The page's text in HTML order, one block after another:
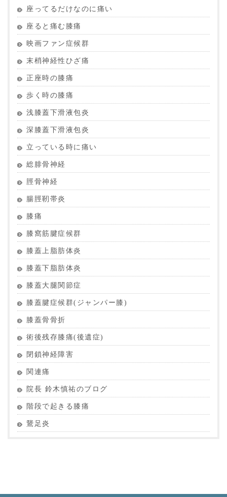
座ってるだけなのに痛い
座ると痛む膝痛
映画ファン症候群
末梢神経性ひざ痛
正座時の膝痛
歩く時の膝痛
浅膝蓋下滑液包炎
深膝蓋下滑液包炎
立っている時に痛い
総腓骨神経
脛骨神経
腸脛靭帯炎
膝痛
膝窩筋腱症候群
膝蓋上脂肪体炎
膝蓋下脂肪体炎
膝蓋大腿関節症
膝蓋腱症候群(ジャンパー膝)
膝蓋骨骨折
術後残存膝痛(後遺症)
閉鎖神経障害
関連痛
院長 鈴木慎祐のブログ
階段で起きる膝痛
鵞足炎